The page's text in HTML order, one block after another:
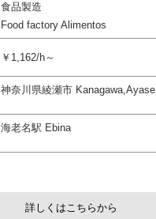
食品製造
Food factory Alimentos
￥1,162/h～
神奈川県綾瀬市 Kanagawa,Ayase
海老名駅 Ebina
詳しくはこちらから